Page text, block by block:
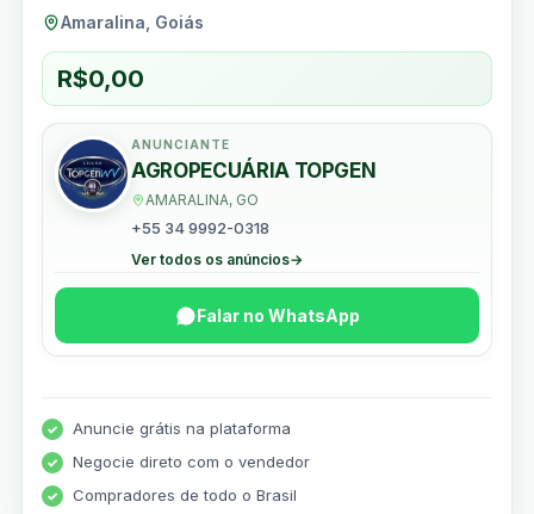
Amaralina, Goiás
R$0,00
ANUNCIANTE
AGROPECUÁRIA TOPGEN
AMARALINA, GO
+55 34 9992-0318
Ver todos os anúncios→
Falar no WhatsApp
Anuncie grátis na plataforma
Negocie direto com o vendedor
Compradores de todo o Brasil